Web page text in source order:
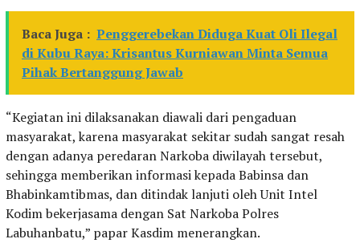
Baca Juga : Penggerebekan Diduga Kuat Oli Ilegal
di Kubu Raya: Krisantus Kurniawan Minta Semua
Pihak Bertanggung Jawab
“Kegiatan ini dilaksanakan diawali dari pengaduan
masyarakat, karena masyarakat sekitar sudah sangat resah
dengan adanya peredaran Narkoba diwilayah tersebut,
sehingga memberikan informasi kepada Babinsa dan
Bhabinkamtibmas, dan ditindak lanjuti oleh Unit Intel
Kodim bekerjasama dengan Sat Narkoba Polres
Labuhanbatu,” papar Kasdim menerangkan.